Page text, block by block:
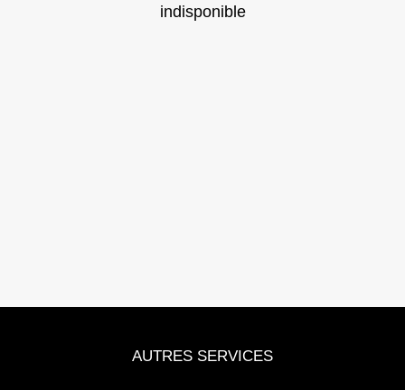
indisponible
AUTRES SERVICES